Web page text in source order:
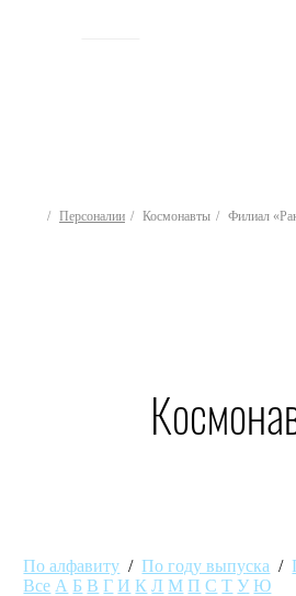
Персоналии Космонавты Филиал
По алфавиту /По году выпуска /
Все А Б В Г И К Л М П С Т У Ю